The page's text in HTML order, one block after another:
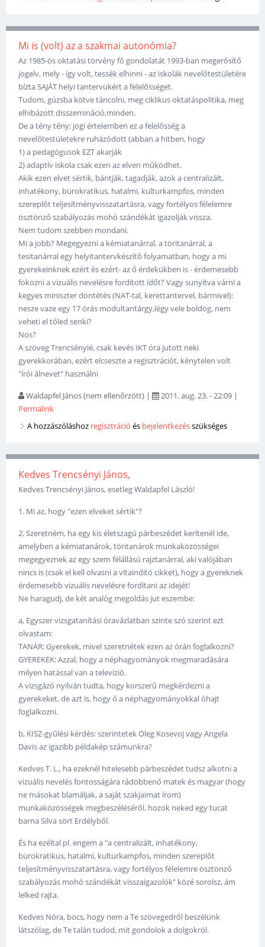
Mi is (volt) az a szakmai autonómia?
Az 1985-ös oktatási törvény fő gondolatát 1993-ban megerősítő
jogelv, mely - így volt, tessék elhinni - az iskolák nevelőtestületére
bízta SAJÁT helyi tantervükért a felelősséget.
Tudom, gúzsba kötve táncolni, meg ciklikus oktatáspolitika, meg
elhibázott disszemináció,minden.
De a tény tény: jogi értelemben ez a felelősség a
nevelőtestületekre ruházódott (abban a hitben, hogy
1) a pedagógusok EZT akarják
2) adaptív iskola csak ezen az elven működhet.
Akik ezen elvet sértik, bántják, tagadják, azok a centralizált,
inhatékony, bürokratikus, hatalmi, kulturkampfos, minden
szereplőt teljesítményvisszatartásra, vagy fortélyos félelemre
ösztönző szabályozás mohó szándékát igazolják vissza.
Nem tudom szebben mondani.
Mi a jobb? Megegyezni a kémiatanárral, a töritanárral, a
tesitanárral egy helyitantervkészítő folyamatban, hogy a mi
gyerekeinknek ezért és ezért- az ő érdekükben is - érdemesebb
fokozni a vizuális nevelésre fordított időt? Vagy sunyítva várni a
kegyes miniszter döntétés (NAT-tal, kerettantervel, bármivel):
nesze vaze egy 17 órás modultantárgy,légy vele boldog, nem
veheti el tőled senki?
Nos?
A szöveg Trencsényié, csak kevés IKT óra jutott neki
gyerekkorában, ezért elcseszte a regisztrációt, kénytelen volt
"írói álnevet" használni
Waldapfel János (nem ellenőrzött) | 2011. aug. 23. - 22:09 |
Permalink
A hozzászóláshoz regisztráció és bejelentkezésszükséges
Kedves Trencsényi János,
Kedves Trencsényi János, esetleg Waldapfel László!
1. Mi az, hogy "ezen elveket sértik"?
2. Szeretném, ha egy kis életszagú párbeszédet kerítenél ide,
amelyben a kémiatanárok, töritanárok munkaközösségei
megegyeznek az egy szem félállású rajztanárral, aki valójában
nincs is (csak el kell olvasni a vitaindító cikket), hogy a gyereknek
érdemesebb vizuális nevelésre fordítani az idejét!
Ne haragudj, de két analóg megoldás jut eszembe:
a, Egyszer vizsgatanítási óravázlatban szinte szó szerint ezt
olvastam:
TANÁR: Gyerekek, mivel szeretnétek ezen az órán foglalkozni?
GYEREKEK: Azzal, hogy a néphagyományok megmaradására
milyen hatással van a televízió.
A vizsgázó nyilván tudta, hogy korszerű megkérdezni a
gyerekeket, de azt is, hogy ő a néphagyományokkal óhajt
foglalkozni.
b, KISZ-gyűlési kérdés: szerintetek Oleg Kosevoj vagy Angela
Davis az igazibb példakép számunkra?
Kedves T. L., ha ezeknél hitelesebb párbeszédet tudsz alkotni a
vizuális nevelés fontosságára rádöbbenő matek és magyar (hogy
ne másokat blamáljak, a saját szakjaimat írom)
munkaközösségek megbeszéléséről, hozok neked egy tucat
barna Silva sört Erdélyből.
És ha ezéltal pl. engem a "a centralizált, inhatékony,
bürokratikus, hatalmi, kulturkampfos, minden szereplőt
teljesítményvisszatartásra, vagy fortélyos félelemre ösztönző
szabályozás mohó szándékát visszaigazolók" közé sorolsz, ám
lelked rajta.
Kedves Nóra, bocs, hogy nem a Te szövegedről beszélünk
látszólag, de Te talán tudod, mit gondolok a dolgokról.